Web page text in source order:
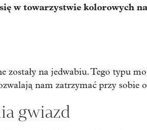
w towarzystwie kolorowych
zostały na jedwabiu. Tego typu
nam zatrzymać przy sobie
gwiazd